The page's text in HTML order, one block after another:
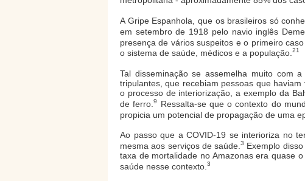
A Gripe Espanhola, que os brasileiros só
em setembro de 1918 pelo navio inglês
presença de vários suspeitos e o primeiro
o sistema de saúde, médicos e a população. 21
Tal disseminação se assemelha muito com
tripulantes, que recebiam pessoas que
o processo de interiorização, a exemplo da
de ferro.9
Ressalta-se que o contexto do
propicia um potencial de propagação de uma
Ao passo que a COVID-19 se interioriza no
mesma aos serviços de saúde. 3 Exemplo
taxa de mortalidade no Amazonas era quase
saúde nesse contexto. 3